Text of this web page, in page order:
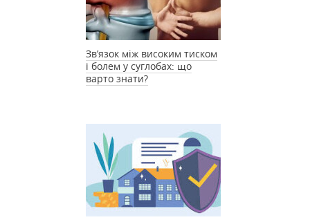
Зв’язок між високим тиском
і болем у суглобах: що
варто знати?